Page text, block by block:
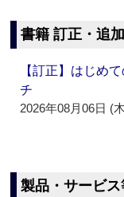
書籍 訂正・追
【訂正】はじめ
チ
2026年08月06日 (
製品・サービス